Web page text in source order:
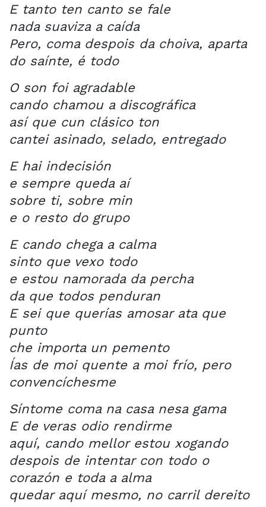
E tanto ten canto se fale
nada suaviza a caída
Pero, coma despois da choiva, aparta
do saínte, é todo
O son foi agradable
cando chamou a discográfica
así que cun clásico ton
cantei asinado, selado, entregado
E hai indecisión
e sempre queda aí
sobre ti, sobre min
e o resto do grupo
E cando chega a calma
sinto que vexo todo
e estou namorada da percha
da que todos penduran
E sei que querías amosar ata que
punto
che importa un pemento
Ías de moi quente a moi frío, pero
convencíchesme
Síntome coma na casa nesa gama
E de veras odio rendirme
aquí, cando mellor estou xogando
despois de intentar con todo o
corazón e toda a alma
quedar aquí mesmo, no carril dereito